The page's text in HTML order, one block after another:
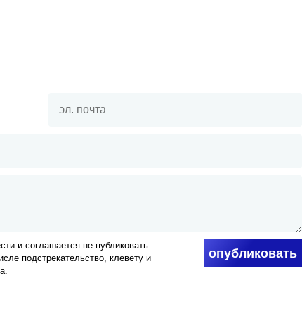
и соглашается не публиковать
подстрекательство, клевету и
опубликовать